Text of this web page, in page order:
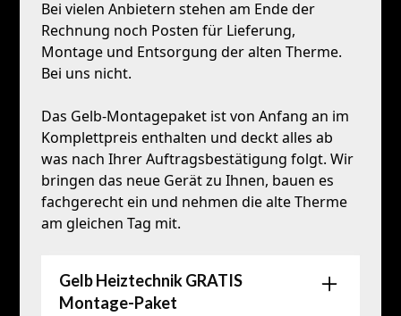
Bei vielen Anbietern stehen am Ende der
Rechnung noch Posten für Lieferung,
Montage und Entsorgung der alten Therme.
Bei uns nicht.
Das Gelb-Montagepaket ist von Anfang an im
Komplettpreis enthalten und deckt alles ab
was nach Ihrer Auftragsbestätigung folgt. Wir
bringen das neue Gerät zu Ihnen, bauen es
fachgerecht ein und nehmen die alte Therme
am gleichen Tag mit.
Gelb Heiztechnik GRATIS
Montage-Paket